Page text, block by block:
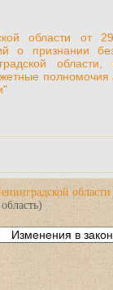
области
о признании
области